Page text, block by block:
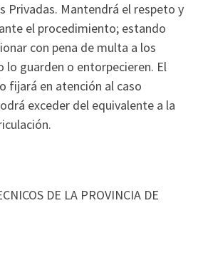
Privadas. Mantendrá el respeto y
el procedimiento; estando
con pena de multa a los
lo guarden o entorpecieren. El
fijará en atención al caso
exceder del equivalente a la
DE LA PROVINCIA DE